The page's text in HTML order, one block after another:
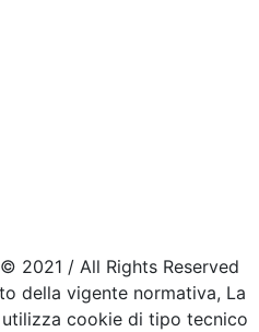
2021 / All Rights Reserved
della vigente normativa, La
cookie di tipo tecnico